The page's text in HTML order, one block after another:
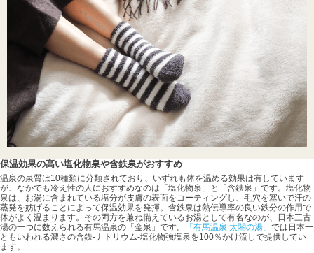
保温効果の高い塩化物泉や含鉄泉がおすすめ
温泉の泉質は10種類に分類されており、いずれも体を温める効果は有しています
が、なかでも冷え性の人におすすめなのは「塩化物泉」と「含鉄泉」です。塩化物
泉は、お湯に含まれている塩分が皮膚の表面をコーティングし、毛穴を塞いで汗の
蒸発を妨げることによって保温効果を発揮。含鉄泉は熱伝導率の良い鉄分の作用で
体がよく温まります。その両方を兼ね備えているお湯として有名なのが、日本三古
湯の一つに数えられる有馬温泉の「金泉」です。
「有馬温泉 太閤の湯」 では日本一
ともいわれる濃さの含鉄-ナトリウム-塩化物強塩泉を100％かけ流しで提供してい
ます。